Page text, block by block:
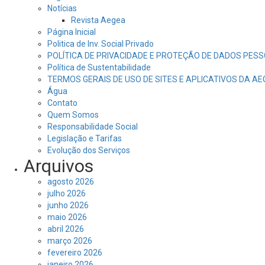
Notícias
Revista Aegea
Página Inicial
Politica de Inv. Social Privado
POLÍTICA DE PRIVACIDADE E PROTEÇÃO DE DADOS
Política de Sustentabilidade
TERMOS GERAIS DE USO DE SITES E APLICATIVOS DA
Água
Contato
Quem Somos
Responsabilidade Social
Legislação e Tarifas
Evolução dos Serviços
Arquivos
agosto 2026
julho 2026
junho 2026
maio 2026
abril 2026
março 2026
fevereiro 2026